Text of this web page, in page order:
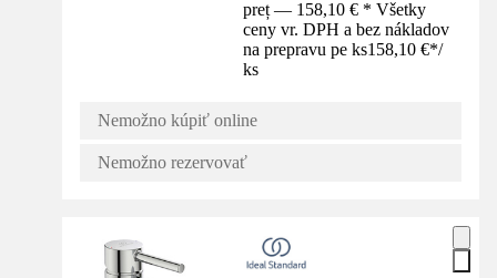
preț — 158,10 € * Všetky
ceny vr. DPH a bez nákladov
na prepravu pe ks158,10 €*/
ks
Nemožno kúpiť online
Nemožno rezervovať